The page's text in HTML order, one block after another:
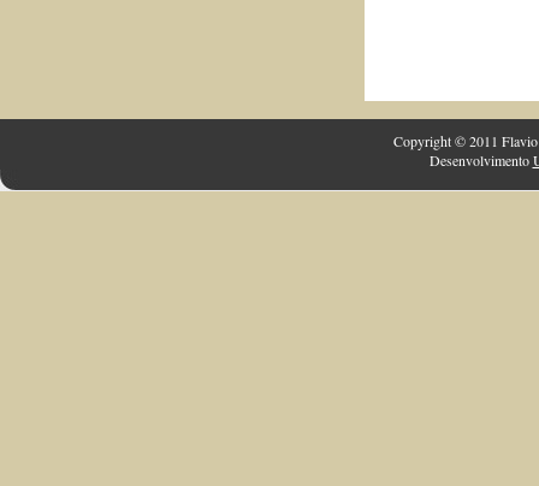
Copyright © 2011 Flavio
Desenvolvimento